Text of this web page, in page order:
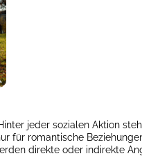
jeder sozialen Aktion
für romantische
direkte oder indirekte